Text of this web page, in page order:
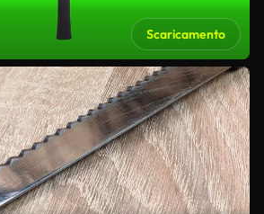
Scaricamento